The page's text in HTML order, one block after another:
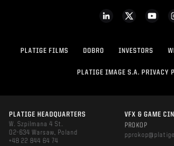
PLATIGE FILMS DOBRO INVESTORS
PLATIGE IMAGE S.A. PRIVACY
PLATIGE HEADQUARTERS
W. Szpilmana 4 St.
02-634 Warsaw, Poland
+48 22 844 64 74
VFX & GAME
PROKOP